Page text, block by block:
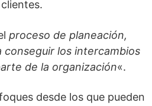
proceso de planeación,
los intercambios
de la organización«.
desde los que pueden